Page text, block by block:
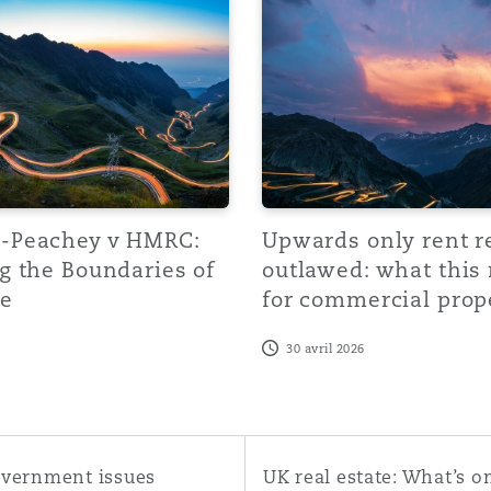
en état
et données
v HMRC:
the Boundaries of
Upwards only rent
outlawed: what this
for commercial
30 avril 2026
issues
UK real estate: What’s